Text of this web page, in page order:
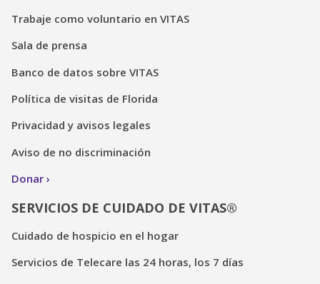
Trabaje como voluntario en VITAS
Sala de prensa
Banco de datos sobre VITAS
Política de visitas de Florida
Privacidad y avisos legales
Aviso de no discriminación
Donar
SERVICIOS DE CUIDADO DE VITAS®
Cuidado de hospicio en el hogar
Servicios de Telecare las 24 horas, los 7 días